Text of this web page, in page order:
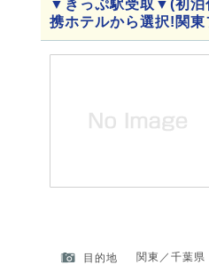
▼きっぷ駅受取▼(初泊
携ホテルから選択!関東
目的地 関東／千葉県